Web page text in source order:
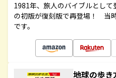
1981年、旅人のバイブルとし
の初版が復刻版で再登場！ 当
です。
地球の歩き